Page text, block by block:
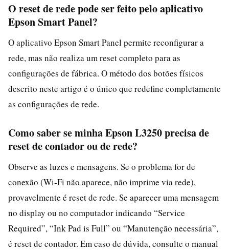
O reset de rede pode ser feito pelo aplicativo
Epson Smart Panel?
O aplicativo Epson Smart Panel permite reconfigurar a
rede, mas não realiza um reset completo para as
configurações de fábrica. O método dos botões físicos
descrito neste artigo é o único que redefine completamente
as configurações de rede.
Como saber se minha Epson L3250 precisa de
reset de contador ou de rede?
Observe as luzes e mensagens. Se o problema for de
conexão (Wi‑Fi não aparece, não imprime via rede),
provavelmente é reset de rede. Se aparecer uma mensagem
no display ou no computador indicando “Service
Required”, “Ink Pad is Full” ou “Manutenção necessária”,
é reset de contador. Em caso de dúvida, consulte o manual